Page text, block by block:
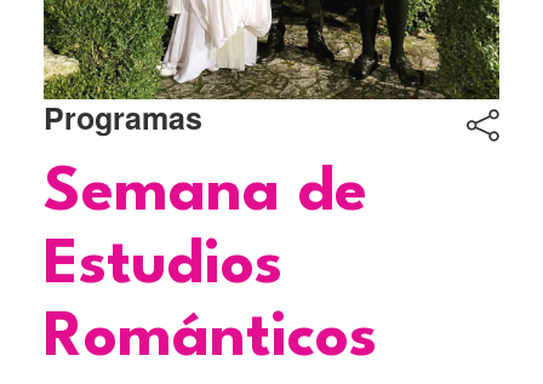
Programas
Título
Semana de
Estudios
Románticos